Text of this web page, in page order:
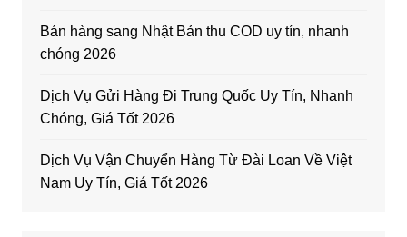
Bán hàng sang Nhật Bản thu COD uy tín, nhanh
chóng 2026
Dịch Vụ Gửi Hàng Đi Trung Quốc Uy Tín, Nhanh
Chóng, Giá Tốt 2026
Dịch Vụ Vận Chuyển Hàng Từ Đài Loan Về Việt
Nam Uy Tín, Giá Tốt 2026